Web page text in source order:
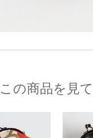
この商品を見